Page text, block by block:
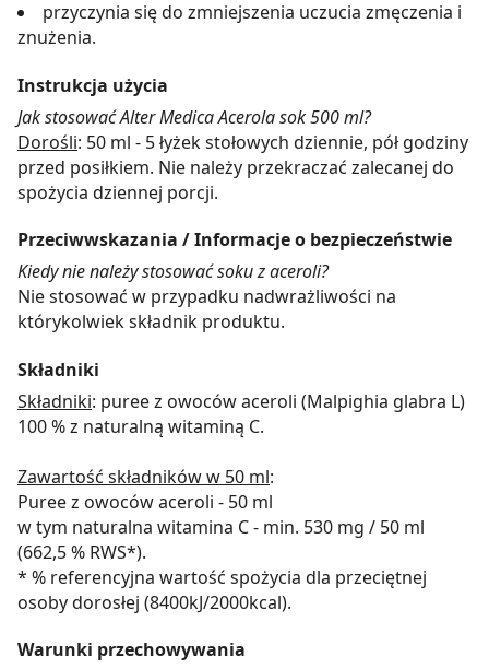
przyczynia się do zmniejszenia uczucia zmęczenia i
znużenia.
Instrukcja użycia
Jak stosować Alter Medica Acerola sok 500 ml?
Dorośli: 50 ml - 5 łyżek stołowych dziennie, pół godziny
przed posiłkiem. Nie należy przekraczać zalecanej do
spożycia dziennej porcji.
Przeciwwskazania / Informacje o bezpieczeństwie
Kiedy nie należy stosować soku z aceroli?
Nie stosować w przypadku nadwrażliwości na
którykolwiek składnik produktu.
Składniki
Składniki: puree z owoców aceroli (Malpighia glabra L)
100 % z naturalną witaminą C.
Zawartość składników w 50 ml:
Puree z owoców aceroli - 50 ml
w tym naturalna witamina C - min. 530 mg / 50 ml
(662,5 % RWS*).
* % referencyjna wartość spożycia dla przeciętnej
osoby dorosłej (8400kJ/2000kcal).
Warunki przechowywania